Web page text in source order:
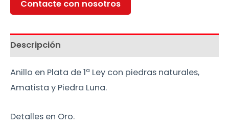
Contacte con nosotros
Descripción
Anillo en Plata de 1ª Ley con piedras naturales,
Amatista y Piedra Luna.
Detalles en Oro.